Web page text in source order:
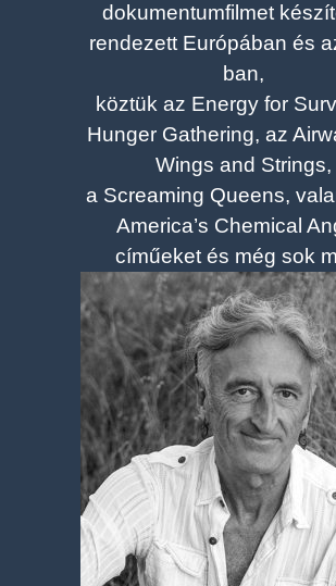
dokumentumfilmet
rendezett Európában és
ban,
köztük az Energy for
Hunger Gathering, az
Wings and Strings,
a Screaming Queens,
America’s Chemical
címűeket és még sok